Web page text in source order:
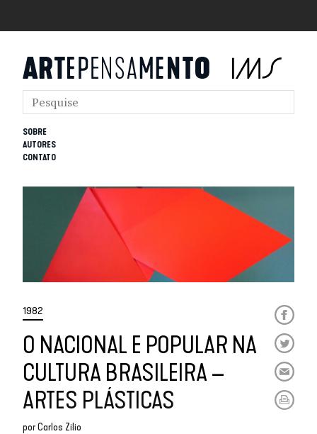
SOBRE
AUTORES
CONTATO
1982
O NACIONAL E POPULAR NA
CULTURA BRASILEIRA –
ARTES PLÁSTICAS
porCarlos Zilio